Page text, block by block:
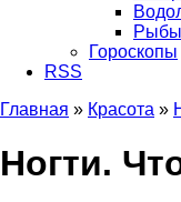
Рыбы
Гороскопы
RSS
Главная » Красота »
Ногти.